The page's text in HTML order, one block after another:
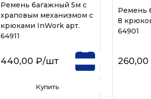
Ремень багажный 5м с
храповым механизмом с
крюками InWork арт.
64911
440,00 ₽/шт
Купить
Ремень
8
64901
260,00